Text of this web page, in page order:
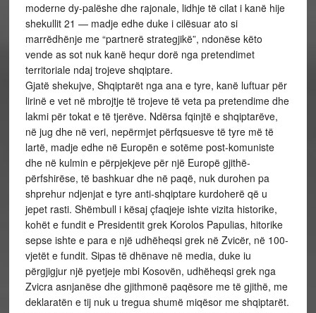
moderne dy-palëshe dhe rajonale, lidhje të cilat i kanë hije
shekullit 21 — madje edhe duke i cilësuar ato si
marrëdhënje me “partnerë strategjikë”, ndonëse këto
vende as sot nuk kanë hequr dorë nga pretendimet
territoriale ndaj trojeve shqiptare.
Gjatë shekujve, Shqiptarët nga ana e tyre, kanë luftuar për
lirinë e vet në mbrojtje të trojeve të veta pa pretendime dhe
lakmi për tokat e të tjerëve. Ndërsa fqinjtë e shqiptarëve,
në jug dhe në veri, nepërmjet përfqsuesve të tyre më të
lartë, madje edhe në Europën e sotëme post-komuniste
dhe në kulmin e përpjekjeve për një Europë gjithë-
përfshirëse, të bashkuar dhe në paqë, nuk durohen pa
shprehur ndjenjat e tyre anti-shqiptare kurdoherë që u
jepet rasti. Shëmbull i kësaj çfaqjeje ishte vizita historike,
kohët e fundit e Presidentit grek Korolos Papulias, hitorike
sepse ishte e para e një udhëheqsi grek në Zvicër, në 100-
vjetët e fundit. Sipas të dhënave në media, duke iu
përgjigjur një pyetjeje mbi Kosovën, udhëheqsi grek nga
Zvicra asnjanëse dhe gjithmonë paqësore me të gjithë, me
deklaratën e tij nuk u tregua shumë miqësor me shqiptarët.